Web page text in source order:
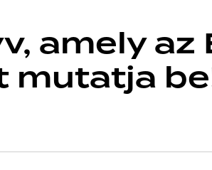
amely
mutatja